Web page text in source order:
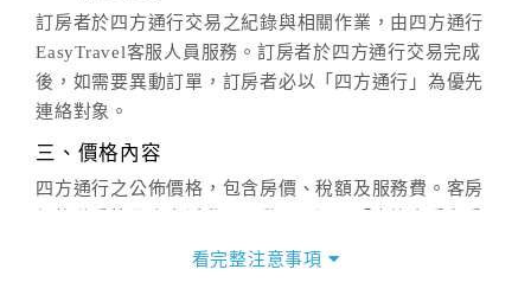
訂房者於四方通行交易之紀錄與相關作業，由四方通行
EasyTravel客服人員服務。訂房者於四方通行交易完成
後，如需要異動訂單，訂房者必以「四方通行」為優先
連絡對象。
三、價格內容
四方通行之公佈價格，包含房價、稅額及服務費。客房
價」之當日價格為標準。
看完整注意事項